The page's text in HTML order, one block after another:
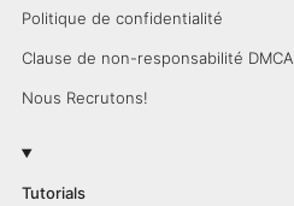
Politique de confidentialité
Clause de non-responsabilité DMCA
Nous Recrutons!
Tutorials